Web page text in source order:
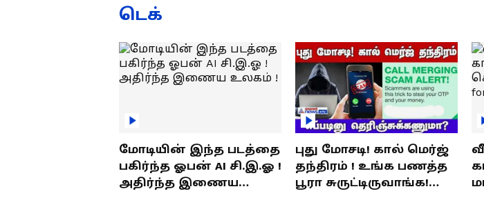
ரூ.5000 அபராதம் !
டெக்
மோடியின் இந்த படத்தை
பகிர்ந்த ஓபன் AI சி.இ.ஓ !
அதிர்ந்த இணைய
புது மோசடி! கால் மெர்ஜ்
தந்திரம் ! உங்க பணத்த
பூரா சுருட்டிருவாங்க!